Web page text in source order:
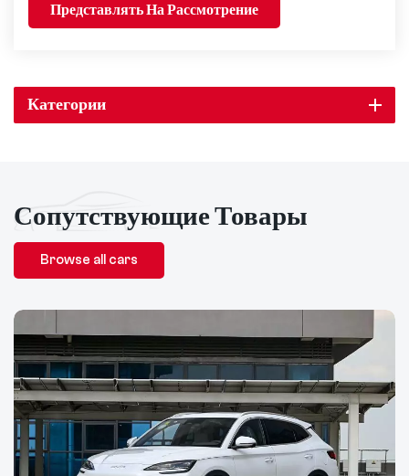
Представлять На Рассмотрение
Категории
Сопутствующие Товары
Browse all cars